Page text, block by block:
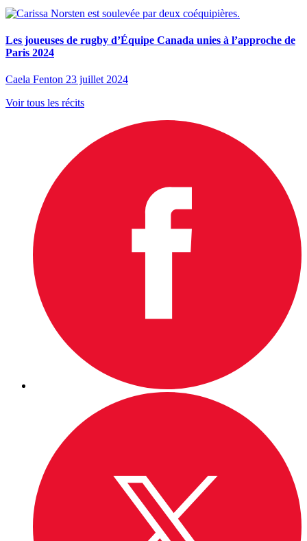
Les joueuses de rugby d’Équipe Canada unies à l’approche de
Paris 2024
Caela Fenton 23 juillet 2024
Voir tous les récits